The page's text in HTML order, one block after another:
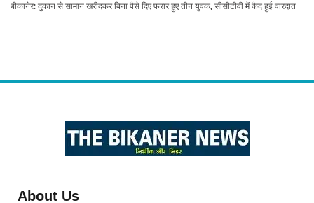
बीकानेर: दुकान से सामान खरीदकर बिना पैसे दिए फरार हुए तीन युवक, सीसीटीवी में कैद हुई वारदात
About Us